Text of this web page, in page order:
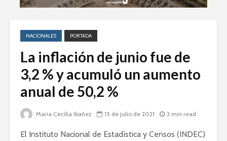
NACIONALES PORTADA
La inflación de junio fue de
3,2 % y acumuló un aumento
anual de 50,2 %
Maria Cecilia Ibañez 15 de julio de 2021 3 min read
El Instituto Nacional de Estadística y Censos (INDEC)